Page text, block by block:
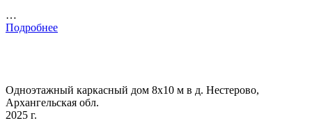
…
Подробнее
Одноэтажный каркасный дом 8х10 м в д. Нестерово,
Архангельская обл.
2025 г.